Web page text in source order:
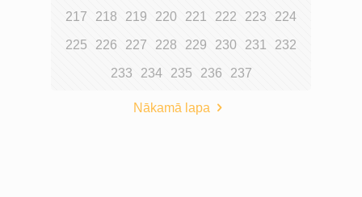
217 218 219 220 221 222 223 224
225 226 227 228 229 230 231 232
233 234 235 236 237
Nākamā lapa